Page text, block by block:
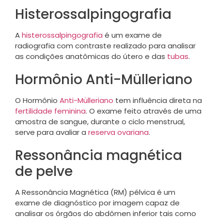
Histerossalpingografia
Ahisterossalpingografia é um exame de
radiografia com contraste realizado para analisar
as condições anatômicas do útero e das tubas.
Hormônio Anti-Mülleriano
O Hormônio Anti-Mülleriano tem influência direta na
fertilidade feminina. O exame feito através de uma
amostra de sangue, durante o ciclo menstrual,
serve para avaliar a reserva ovariana.
Ressonância magnética
de pelve
A Ressonância Magnética (RM) pélvica é um
exame de diagnóstico por imagem capaz de
analisar os órgãos do abdômen inferior tais como